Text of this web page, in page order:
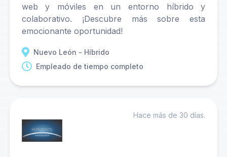
web y móviles en un entorno híbrido y
colaborativo. ¡Descubre más sobre esta
emocionante oportunidad!
Nuevo León - Híbrido
Empleado de tiempo completo
Hace más de 30 días.